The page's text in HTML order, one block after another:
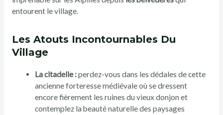
entourent le village.
Les Atouts Incontournables Du
Village
La citadelle :perdez-vous dans les dédales de cette
ancienne forteresse médiévale où se dressent
encore fièrement les ruines du vieux donjon et
contemplez la beauté naturelle des paysages